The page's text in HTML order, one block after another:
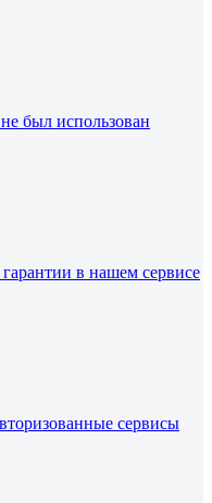
был использован
в нашем сервисе
сервисы